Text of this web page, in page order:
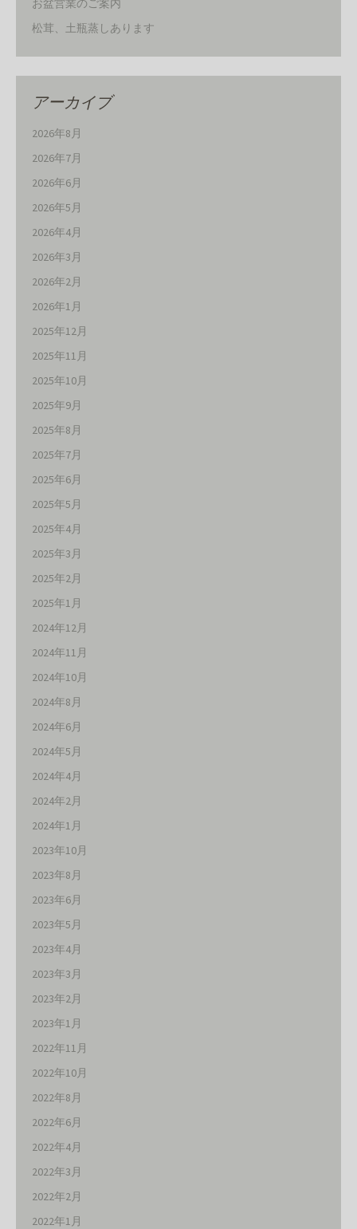
お盆営業のご案内
松茸、土瓶蒸しあります
アーカイブ
2026年8月
2026年7月
2026年6月
2026年5月
2026年4月
2026年3月
2026年2月
2026年1月
2025年12月
2025年11月
2025年10月
2025年9月
2025年8月
2025年7月
2025年6月
2025年5月
2025年4月
2025年3月
2025年2月
2025年1月
2024年12月
2024年11月
2024年10月
2024年8月
2024年6月
2024年5月
2024年4月
2024年2月
2024年1月
2023年10月
2023年8月
2023年6月
2023年5月
2023年4月
2023年3月
2023年2月
2023年1月
2022年11月
2022年10月
2022年8月
2022年6月
2022年4月
2022年3月
2022年2月
2022年1月